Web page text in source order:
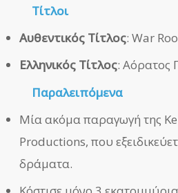
Τίτλοι
Αυθεντικός Τίτλος: War
Ελληνικός Τίτλος: Αόρατος
Παραλειπόμενα
Μία ακόμα παραγωγή της
Productions, που
δράματα.